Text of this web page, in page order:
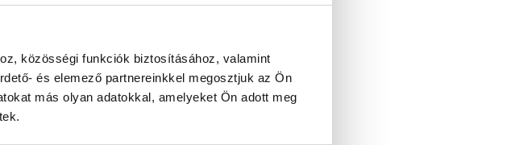
közösségi funkciók biztosításához, valamint
és elemező partnereinkkel megosztjuk az Ön
más olyan adatokkal, amelyeket Ön adott meg